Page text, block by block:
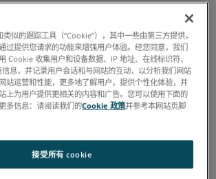
Qualifire, 计量系统, 激光干涉仪
激光干涉仪
下载
Qualifire, 计量系统, 激光干涉仪
似的跟踪工具（“Cookie”），其中一些由第三方提供，
过提供您请求的功能来增强用户体验。经您同意，我们
Cookie 收集用户和设备数据、IP 地址、在线标识符、
息，并记录用户会话和与网站的互动，以分析我们网站
站运营和性能，更多地了解用户，提供个性化体验，并
上为用户提供更相关的内容和广告。您可以使用下面的
多信息：请阅读我们的Cookie 政策并参考本网站页脚
接受所有 cookie